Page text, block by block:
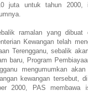
juta untuk tahun 2000,
ramalan yang dibuat
Kewangan telah
Terengganu, sebalik
baru, Program
mengumumkan
kewangan tersebut,
2000, PAS membawa